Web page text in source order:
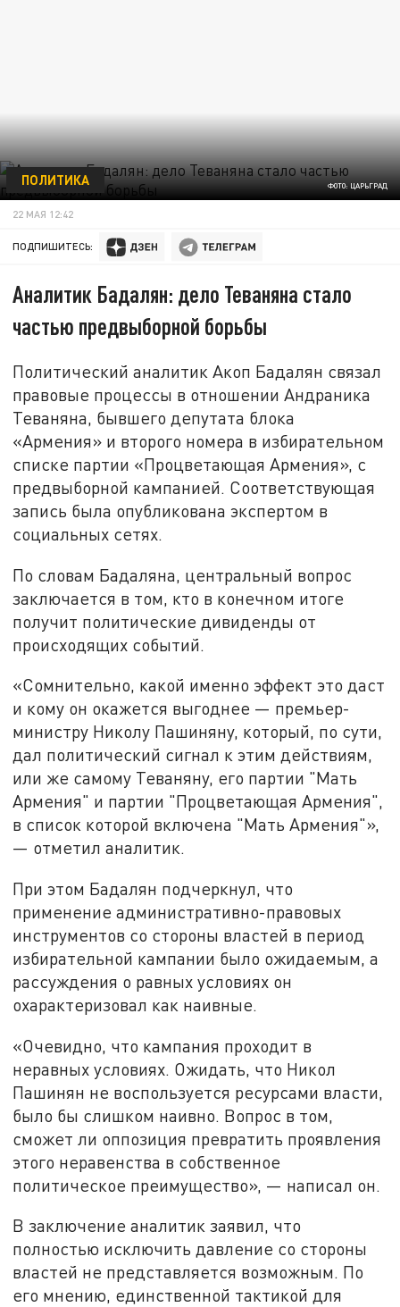
ФОТО: ЦАРЬГРАД
ПОЛИТИКА
22 МАЯ 12:42
ПОДПИШИТЕСЬ:
Аналитик Бадалян: дело Теваняна стало
частью предвыборной борьбы
Политический аналитик Акоп Бадалян связал
правовые процессы в отношении Андраника
Теваняна, бывшего депутата блока
«Армения» и второго номера в избирательном
списке партии «Процветающая Армения», с
предвыборной кампанией. Соответствующая
запись была опубликована экспертом в
социальных сетях.
По словам Бадаляна, центральный вопрос
заключается в том, кто в конечном итоге
получит политические дивиденды от
происходящих событий.
«Сомнительно, какой именно эффект это даст
и кому он окажется выгоднее — премьер-
министру Николу Пашиняну, который, по сути,
дал политический сигнал к этим действиям,
или же самому Теваняну, его партии "Мать
Армения" и партии "Процветающая Армения",
в список которой включена "Мать Армения"»,
— отметил аналитик.
При этом Бадалян подчеркнул, что
применение административно-правовых
инструментов со стороны властей в период
избирательной кампании было ожидаемым, а
рассуждения о равных условиях он
охарактеризовал как наивные.
«Очевидно, что кампания проходит в
неравных условиях. Ожидать, что Никол
Пашинян не воспользуется ресурсами власти,
было бы слишком наивно. Вопрос в том,
сможет ли оппозиция превратить проявления
этого неравенства в собственное
политическое преимущество», — написал он.
В заключение аналитик заявил, что
полностью исключить давление со стороны
властей не представляется возможным. По
его мнению, единственной тактикой для